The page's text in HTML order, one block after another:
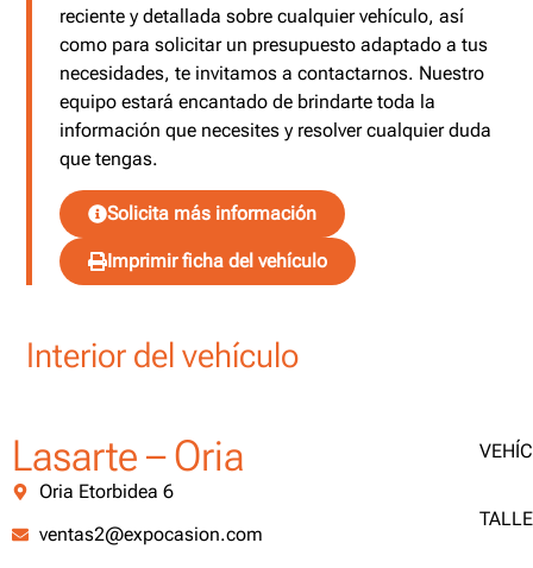
reciente y detallada sobre cualquier vehículo, así
como para solicitar un presupuesto adaptado a tus
necesidades, te invitamos a contactarnos. Nuestro
equipo estará encantado de brindarte toda la
información que necesites y resolver cualquier duda
que tengas.
Solicita más información
Imprimir ficha del vehículo
Interior del vehículo
Lasarte – Oria
Oria Etorbidea 6
ventas2@expocasion.com